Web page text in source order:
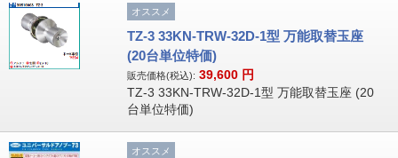
オススメ
TZ-3 33KN-TRW-32D-1型 万能取替玉座
(20台単位特価)
販売価格(税込): 39,600 円
TZ-3 33KN-TRW-32D-1型 万能取替玉座 (20
台単位特価)
オススメ